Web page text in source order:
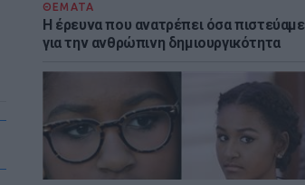
ΘΕΜΑΤΑ
Η έρευνα που ανατρέπει όσα πιστεύαμε
για την ανθρώπινη δημιουργικότητα